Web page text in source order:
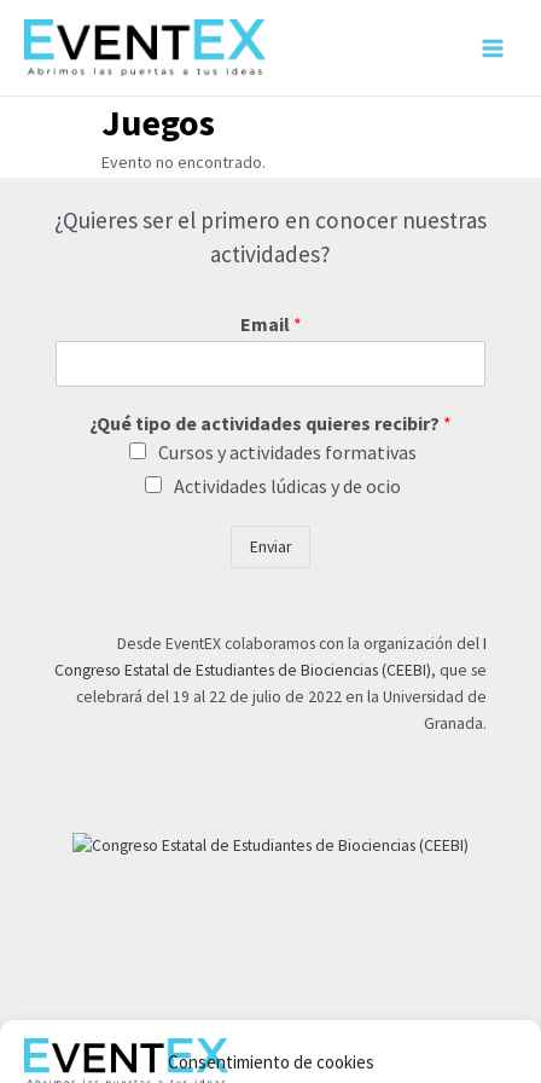
Consentimiento de cookies
contenido
Main
Juegos
Evento no encontrado.
¿Quieres ser el primero en conocer nuestras
actividades?
Email *
¿Qué tipo de actividades quieres recibir? *
Cursos y actividades formativas
Actividades lúdicas y de ocio
Enviar
Desde EventEX colaboramos con la organización delI
Congreso Estatal de Estudiantes de Biociencias (CEEBI), que se
celebrará del 19 al 22 de julio de 2022 en la Universidad de
Granada.
Aviso legal